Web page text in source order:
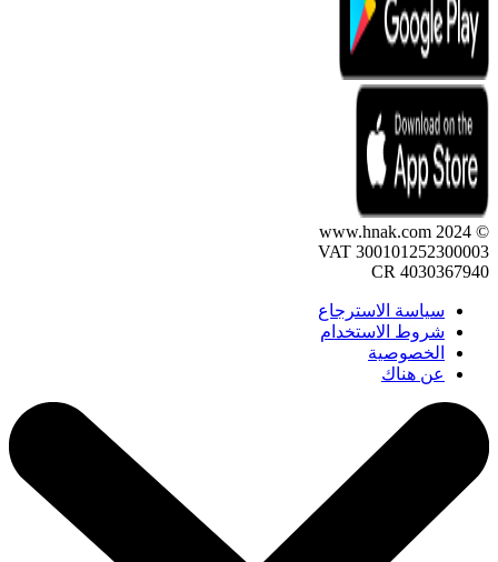
© 2024 www.hnak.com
VAT 300101252300003
CR 4030367940
سياسة الاسترجاع
شروط الاستخدام
الخصوصية
عن هناك